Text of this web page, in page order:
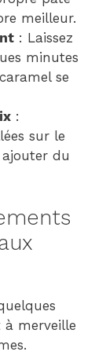
meilleur.
: Laissez
minutes
se
:
sur le
du
merveille